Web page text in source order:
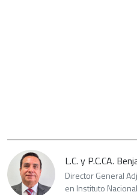
L.C. y P.C.CA.
Director General
en Instituto